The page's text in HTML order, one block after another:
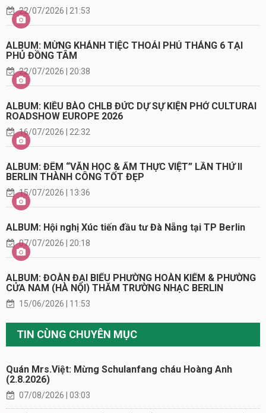
22/07/2026 | 21:53
ALBUM: MỪNG KHÁNH TIỆC THOẢI PHỦ THÁNG 6 TẠI
PHỦ ĐỒNG TÂM
22/07/2026 | 20:38
ALBUM: KIỀU BÀO CHLB ĐỨC DỰ SỰ KIỆN PHỞ CULTURAI
ROADSHOW EUROPE 2026
16/07/2026 | 22:32
ALBUM: ĐÊM “VĂN HỌC & ẨM THỰC VIỆT” LẦN THỨ II
BERLIN THÀNH CÔNG TỐT ĐẸP
15/07/2026 | 13:36
ALBUM: Hội nghị Xúc tiến đầu tư Đà Nẵng tại TP Berlin
07/07/2026 | 20:18
ALBUM: ĐOÀN ĐẠI BIỂU PHƯỜNG HOÀN KIẾM & PHƯỜNG
CỬA NAM (HÀ NỘI) THĂM TRƯỜNG NHẠC BERLIN
15/06/2026 | 11:53
TIN CÙNG CHUYÊN MỤC
Quán Mrs.Việt: Mừng Schulanfang cháu Hoàng Anh
(2.8.2026)
07/08/2026 | 03:03